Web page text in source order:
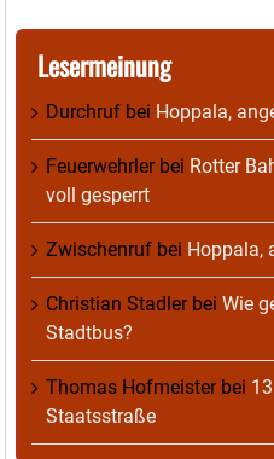
Lesermeinung
Durchruf bei Hoppala,
Feuerwehrlerbei Rotter
voll gesperrt
Zwischenruf bei Hoppala,
Christian Stadlerbei Wie
Stadtbus?
Thomas Hofmeisterbei
Staatsstraße